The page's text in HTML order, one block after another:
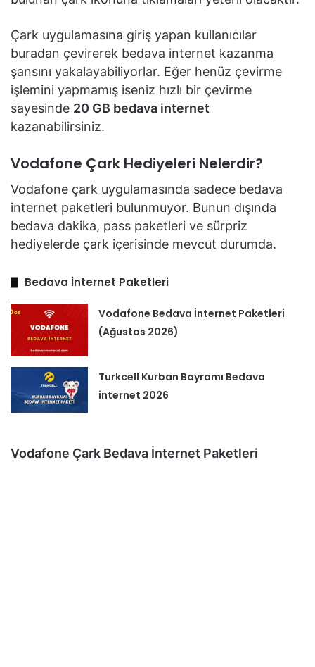
Çark uygulamasına giriş yapan kullanıcılar
buradan çevirerek bedava internet kazanma
şansını yakalayabiliyorlar. Eğer henüz çevirme
işlemini yapmamış iseniz hızlı bir çevirme
sayesinde 20 GB bedava internet
kazanabilirsiniz.
Vodafone Çark Hediyeleri Nelerdir?
Vodafone çark uygulamasında sadece bedava
internet paketleri bulunmuyor. Bunun dışında
bedava dakika, pass paketleri ve sürpriz
hediyelerde çark içerisinde mevcut durumda.
Bedava İnternet Paketleri
Vodafone Bedava İnternet Paketleri
(Ağustos 2026)
Turkcell Kurban Bayramı Bedava
internet 2026
Vodafone Çark Bedava İnternet Paketleri